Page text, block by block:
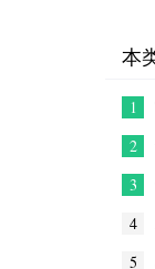
本
1
2
3
4
5